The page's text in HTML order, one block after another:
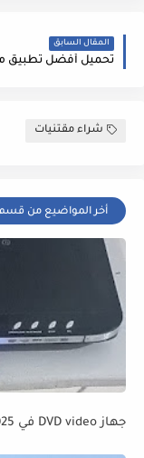
المقال السابق
تحميل أفضل تطبيق
شراء مقتنيات
أخر المواضيع من
جهاز DVD video في 2025